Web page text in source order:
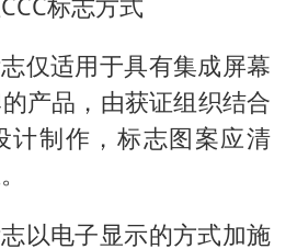
仅适用于具有集成屏幕
产品，由获证组织结合
计制作，标志图案应清
以电子显示的方式加施